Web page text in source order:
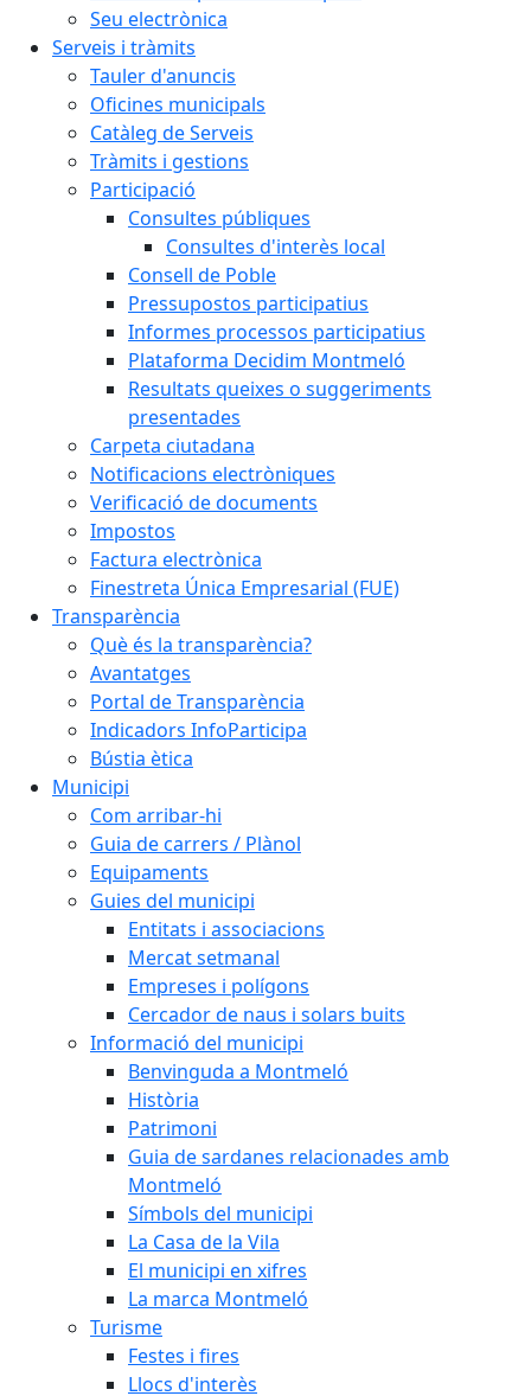
Seu electrònica
Serveis i tràmits
Tauler d'anuncis
Oficines municipals
Catàleg de Serveis
Tràmits i gestions
Participació
Consultes públiques
Consultes d'interès local
Consell de Poble
Pressupostos participatius
Informes processos participatius
Plataforma Decidim Montmeló
Resultats queixes o suggeriments
presentades
Carpeta ciutadana
Notificacions electròniques
Verificació de documents
Impostos
Factura electrònica
Finestreta Única Empresarial (FUE)
Transparència
Què és la transparència?
Avantatges
Portal de Transparència
Indicadors InfoParticipa
Bústia ètica
Municipi
Com arribar-hi
Guia de carrers / Plànol
Equipaments
Guies del municipi
Entitats i associacions
Mercat setmanal
Empreses i polígons
Cercador de naus i solars buits
Informació del municipi
Benvinguda a Montmeló
Història
Patrimoni
Guia de sardanes relacionades amb
Montmeló
Símbols del municipi
La Casa de la Vila
El municipi en xifres
La marca Montmeló
Turisme
Festes i fires
Llocs d'interès